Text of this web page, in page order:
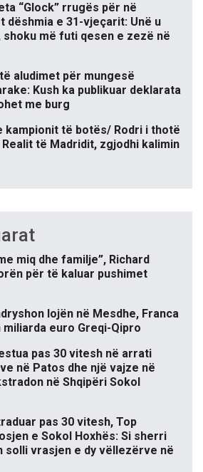
“Glock” rrugës për në
dëshmia e 31-vjeçarit: Unë u
shoku më futi qesen e zezë në
aludimet për mungesë
Kush ka publikuar deklarata
me burg
kampionit të botës/ Rodri i thotë
Realit të Madridit, zgjodhi kalimin
miq dhe familje”, Richard
për të kaluar pushimet
lojën në Mesdhe, Franca
euro Greqi-Qipro
pas 30 vitesh në arrati
në Patos dhe një vajze në
në Shqipëri Sokol
pas 30 vitesh, Top
e Sokol Hoxhës: Si sherri
solli vrasjen e dy vëllezërve në